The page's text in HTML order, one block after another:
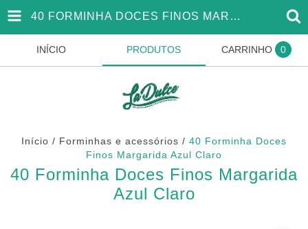
40 FORMINHA DOCES FINOS MARGARIDA AZUL CLARO
INÍCIO PRODUTOS CARRINHO 0
Início / Forminhas e acessórios / 40 Forminha Doces
Finos Margarida Azul Claro
40 Forminha Doces Finos Margarida
Azul Claro